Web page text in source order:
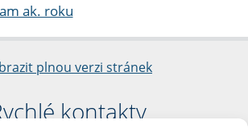
ak. roku
plnou verzi stránek
kontakty